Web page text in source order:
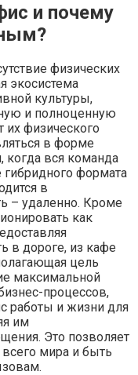
и почему
физических
экосистема
культуры,
и полноценную
их физического
в форме
когда вся команда
гибридного формата
в
– удаленно. Кроме
как
в дороге, из кафе
цель
максимальной
процессов,
работы и жизни для
им
Это позволяет
мира и быть